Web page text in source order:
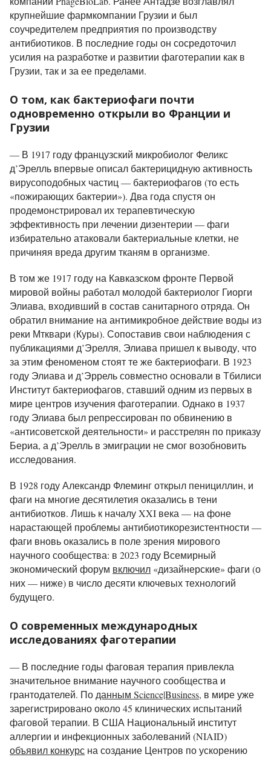
крупнейшие фармкомпании Грузии и был
соучредителем предприятия по производству
антибиотиков. В последние годы он сосредоточил
усилия на разработке и развитии фаготерапии как в
Грузии, так и за ее пределами.
О том, как бактериофаги почти
одновременно открыли во Франции и
Грузии
— В 1917 году французский микробиолог Феликс
д’Эрелль впервые описал бактерицидную активность
вирусоподобных частиц — бактериофагов (то есть
«пожирающих бактерии»). Два года спустя он
продемонстрировал их терапевтическую
эффективность при лечении дизентерии — фаги
избирательно атаковали бактериальные клетки, не
причиняя вреда другим тканям в организме.
В том же 1917 году на Кавказском фронте Первой
мировой войны работал молодой бактериолог Гиорги
Элиава, входивший в состав санитарного отряда. Он
обратил внимание на антимикробное действие воды из
реки Мтквари (Куры). Сопоставив свои наблюдения с
публикациями д’Эрелля, Элиава пришел к выводу, что
за этим феноменом стоят те же бактериофаги. В 1923
году Элиава и д’Эррель совместно основали в Тбилиси
Институт бактериофагов, ставший одним из первых в
мире центров изучения фаготерапии. Однако в 1937
году Элиава был репрессирован по обвинению в
«антисоветской деятельности» и расстрелян по приказу
Бериа, а д’Эрелль в эмиграции не смог возобновить
исследования.
В 1928 году Александр Флеминг открыл пенициллин, и
фаги на многие десятилетия оказались в тени
антибиотков. Лишь к началу XXI века — на фоне
нарастающей проблемы антибиотикорезистентности —
фаги вновь оказались в поле зрения мирового
научного сообщества: в 2023 году Всемирный
экономический форум включил «дизайнерские» фаги (о
них — ниже) в число десяти ключевых технологий
будущего.
О современных международных
исследованиях фаготерапии
— В последние годы фаговая терапия привлекла
значительное внимание научного сообщества и
грантодателей. По данным Science|Business, в мире уже
зарегистрировано около 45 клинических испытаний
фаговой терапии. В США Национальный институт
аллергии и инфекционных заболеваний (NIAID)
объявил конкурс на создание Центров по ускорению